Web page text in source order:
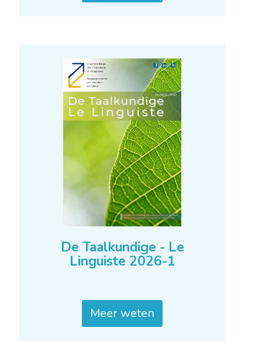
De Taalkundige - Le
Linguiste 2026-1
Meer weten